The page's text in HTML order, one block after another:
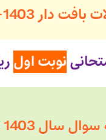
دار 1403+پاسخ
نوبت اول
سال 1403 +پاسخ